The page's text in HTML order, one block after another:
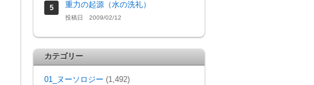
重力の起源（水の洗礼）
投稿日 2009/02/12
カテゴリー
01_ヌーソロジー (1,492)